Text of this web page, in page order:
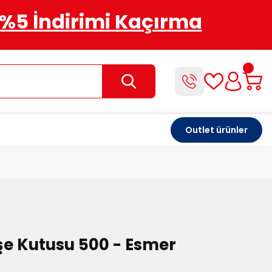
%5 İndirimi Kaçırma
Outlet ürünler
Kutusu 500 - Esmer